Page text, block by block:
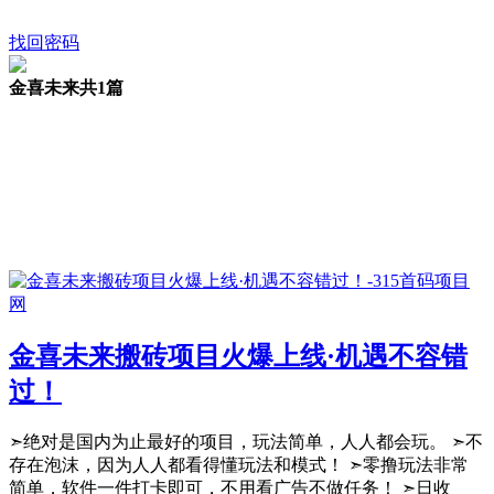
找回密码
金喜未来共1篇
金喜未来搬砖项目火爆上线·机遇不容错
过！
➣绝对是国内为止最好的项目，玩法简单，人人都会玩。 ➣不
存在泡沫，因为人人都看得懂玩法和模式！ ➣零撸玩法非常
简单，软件一件打卡即可，不用看广告不做任务！ ➣日收